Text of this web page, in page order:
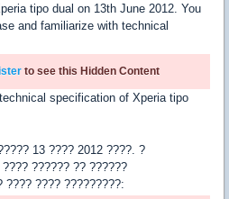
tipo dual on 13th June 2012. You
and familiarize with technical
to see this Hidden Content
specification of Xperia tipo
13 ???? 2012 ????. ?
?????? ?? ??????
???? ???? ?????????: